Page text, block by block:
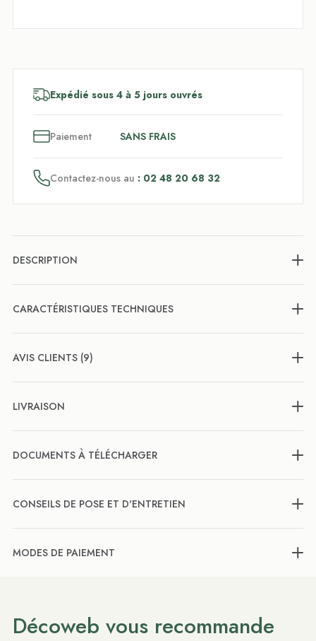
Expédié sous 4 à 5 jours ouvrés
Paiement SANS FRAIS
Contactez-nous au : 02 48 20 68 32
DESCRIPTION
CARACTÉRISTIQUES TECHNIQUES
AVIS CLIENTS (9)
LIVRAISON
DOCUMENTS À TÉLÉCHARGER
CONSEILS DE POSE ET D'ENTRETIEN
MODES DE PAIEMENT
Décoweb vous recommande